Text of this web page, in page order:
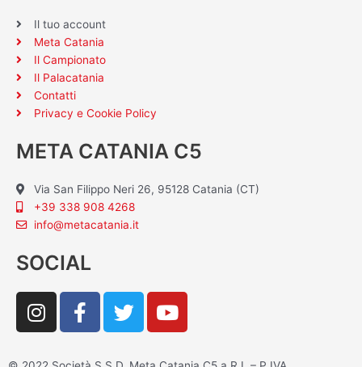
Il tuo account
Meta Catania
Il Campionato
Il Palacatania
Contatti
Privacy e Cookie Policy
META CATANIA C5
Via San Filippo Neri 26, 95128 Catania (CT)
+39 338 908 4268
info@metacatania.it
SOCIAL
I
n
t
F
a
e
T
w
t
Y
o
t